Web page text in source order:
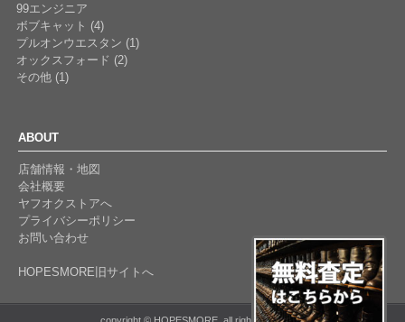
99エンジニア
ボブキャット (4)
プルオンウエスタン (1)
オックスフォード (2)
その他 (1)
ABOUT
店舗情報・地図
会社概要
ヤフオクストアへ
プライバシーポリシー
お問い合わせ
HOPESMORE旧サイトへ
copyright © HOPESMORE. all rights reserved.